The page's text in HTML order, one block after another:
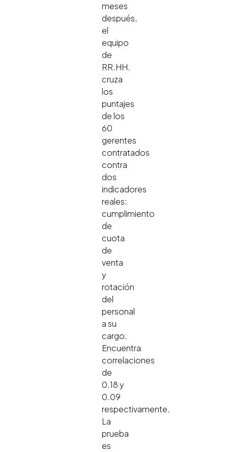
meses
después,
el
equipo
de
RR.HH.
cruza
los
puntajes
de los
60
gerentes
contratados
contra
dos
indicadores
reales:
cumplimiento
de
cuota
de
venta
y
rotación
del
personal
a su
cargo.
Encuentra
correlaciones
de
0.18 y
0.09
respectivamente.
La
prueba
es